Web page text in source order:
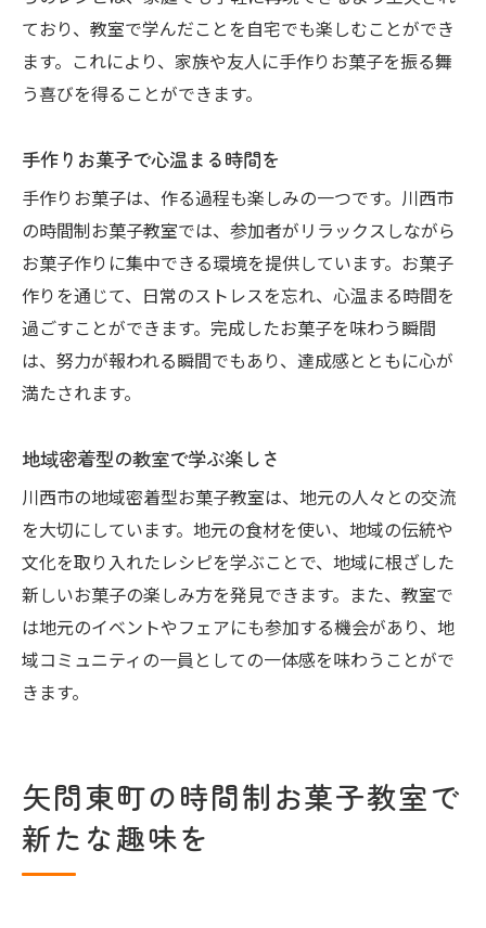
ており、教室で学んだことを自宅でも楽しむことができ
ます。これにより、家族や友人に手作りお菓子を振る舞
う喜びを得ることができます。
手作りお菓子で心温まる時間を
手作りお菓子は、作る過程も楽しみの一つです。川西市
の時間制お菓子教室では、参加者がリラックスしながら
お菓子作りに集中できる環境を提供しています。お菓子
作りを通じて、日常のストレスを忘れ、心温まる時間を
過ごすことができます。完成したお菓子を味わう瞬間
は、努力が報われる瞬間でもあり、達成感とともに心が
満たされます。
地域密着型の教室で学ぶ楽しさ
川西市の地域密着型お菓子教室は、地元の人々との交流
を大切にしています。地元の食材を使い、地域の伝統や
文化を取り入れたレシピを学ぶことで、地域に根ざした
新しいお菓子の楽しみ方を発見できます。また、教室で
は地元のイベントやフェアにも参加する機会があり、地
域コミュニティの一員としての一体感を味わうことがで
きます。
矢問東町の時間制お菓子教室で
新たな趣味を